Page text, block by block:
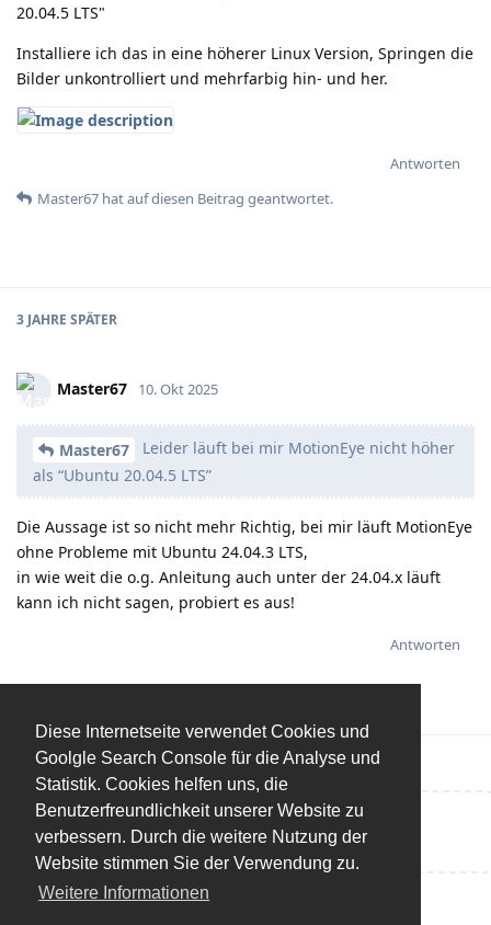
Diese Internetseite verwendet Cookies und
Goolgle Search Console für die Analyse und
Statistik. Cookies helfen uns, die
Benutzerfreundlichkeit unserer Website zu
verbessern. Durch die weitere Nutzung der
Website stimmen Sie der Verwendung zu.
Weitere Informationen
20.04.5 LTS"
Installiere ich das in eine höherer Linux Version, Springen die
Bilder unkontrolliert und mehrfarbig hin- und her.
Antworten
Master67 hatauf diesen Beitrag geantwortet.
3 JAHRE SPÄTER
Master67 10. Okt 2025
Master67
Leider läuft bei mir MotionEye nicht höher
als “Ubuntu 20.04.5 LTS”
Die Aussage ist so nicht mehr Richtig, bei mir läuft MotionEye
ohne Probleme mit Ubuntu 24.04.3 LTS,
in wie weit die o.g. Anleitung auch unter der 24.04.x läuft
kann ich nicht sagen, probiert es aus!
Antworten
Eine Antwort schreiben…